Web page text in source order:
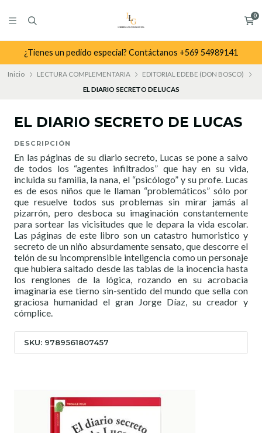
0
¿Tienes un pedido especial? Contáctanos +569 54989141
Inicio LECTURA COMPLEMENTARIA
EDITORIAL EDEBE (DON BOSCO)
EL DIARIO SECRETO DE LUCAS
EL DIARIO SECRETO DE LUCAS
DESCRIPCIÓN
En las páginas de su diario secreto, Lucas se pone a salvo
de todos los “agentes infiltrados” que hay en su vida,
incluida su familia, la nana, el “psicólogo” y su profe. Lucas
es de esos niños que le llaman “problemáticos” sólo por
que resuelve todos sus problemas sin mirar jamás al
pizarrón, pero desboca su imaginación constantemente
para sortear las vicisitudes que le depara la vida escolar.
Las páginas de este libro son un catastro humoristico y
secreto de un niño absurdamente sensato, que descorre el
telón de su incomprensible inteligencia como un personaje
que hubiera saltado desde las tablas de la inocencia hasta
los renglones de la lógica, rozando en su acrobacia
imaginaria ese tierno sin-sentido del mundo que sella con
graciosa humanidad el gran Jorge Díaz, su creador y
cómplice.
SKU: 9789561807457